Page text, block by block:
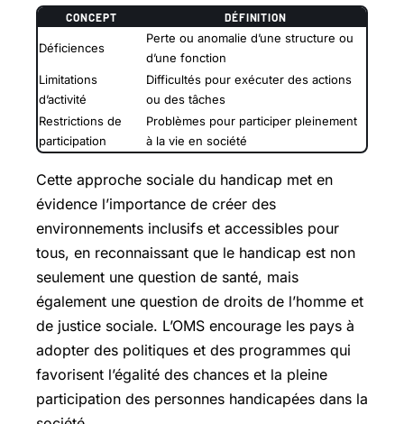
CONCEPT DÉFINITION
Déficiences
Perte ou anomalie d’une structure ou
d’une fonction
Limitations
d’activité
Difficultés pour exécuter des actions
ou des tâches
Restrictions de
participation
Problèmes pour participer pleinement
à la vie en société
Cette approche sociale du handicap met en
évidence l’importance de créer des
environnements inclusifs et accessibles pour
tous, en reconnaissant que le handicap est non
seulement une question de santé, mais
également une question de droits de l’homme et
de justice sociale. L’OMS encourage les pays à
adopter des politiques et des programmes qui
favorisent l’égalité des chances et la pleine
participation des personnes handicapées dans la